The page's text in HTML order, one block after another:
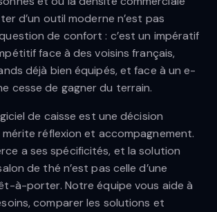
d’un outil moderne n’est pas
de confort : c’est un impératif
face à des voisins français,
déjà bien équipés, et face à un e-
cesse de gagner du terrain.
de caisse est une décision
réflexion et accompagnement.
a ses spécificités, et la solution
de thé n’est pas celle d’une
à-porter. Notre équipe vous aide à
comparer les solutions et